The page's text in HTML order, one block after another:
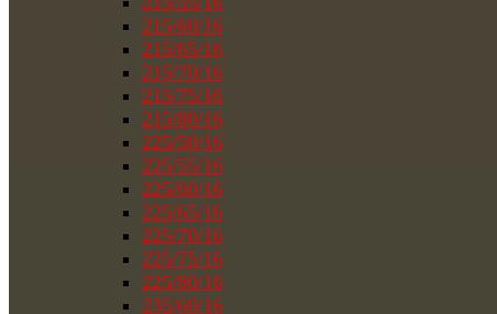
215/60/16
215/65/16
215/70/16
215/75/16
215/80/16
225/50/16
225/55/16
225/60/16
225/65/16
225/70/16
225/75/16
225/80/16
235/60/16